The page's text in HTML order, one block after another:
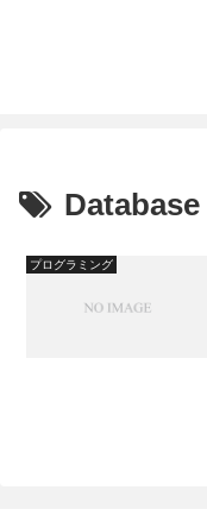
Database
プログラミング